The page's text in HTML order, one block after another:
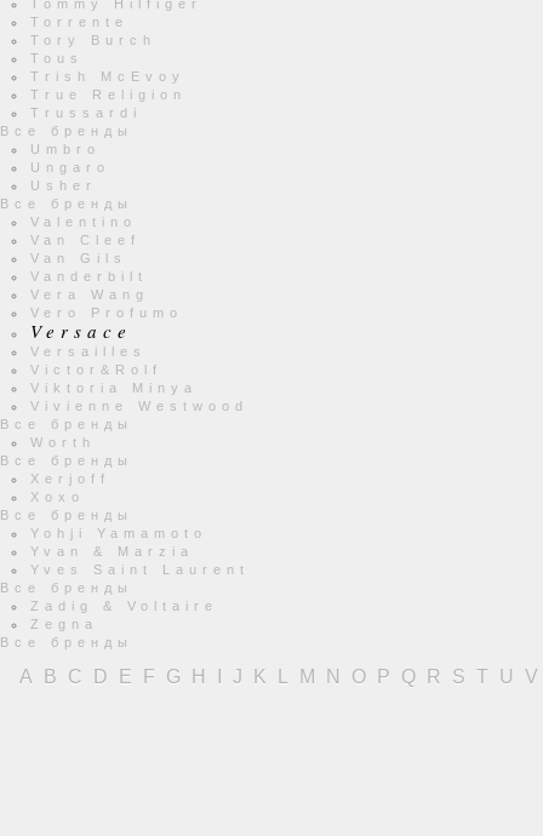
Tommy Hilfiger
Torrente
Tory Burch
Tous
Trish McEvoy
True Religion
Trussardi
Все бренды
Umbro
Ungaro
Usher
Все бренды
Valentino
Van Cleef
Van Gils
Vanderbilt
Vera Wang
Vero Profumo
Versace
Versailles
Victor&Rolf
Viktoria Minya
Vivienne Westwood
Все бренды
Worth
Все бренды
Xerjoff
Xoxo
Все бренды
Yohji Yamamoto
Yvan & Marzia
Yves Saint Laurent
Все бренды
Zadig & Voltaire
Zegna
Все бренды
A B C D E F G H J K M N O P Q R S T U V